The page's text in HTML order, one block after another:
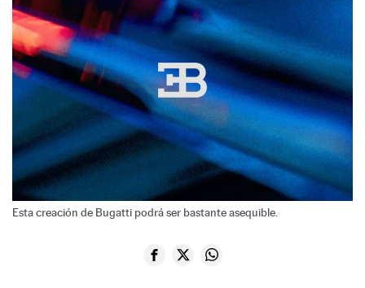
Esta creación de Bugatti podrá ser bastante asequible.